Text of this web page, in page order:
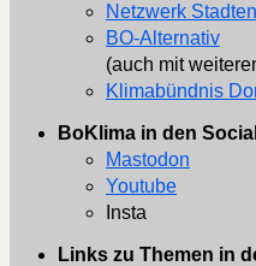
Netzwerk
BO-Alternativ
(auch mit
Klimabündnis
BoKlima in den
Mastodon
Youtube
Insta
Links zu Themen in